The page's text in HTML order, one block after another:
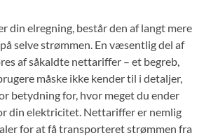
din elregning, består den af langt mere
selve strømmen. En væsentlig del af
af såkaldte nettariffer – et begreb,
måske ikke kender til i detaljer,
betydning for, hvor meget du ender
din elektricitet. Nettariffer er nemlig
for at få transporteret strømmen fra